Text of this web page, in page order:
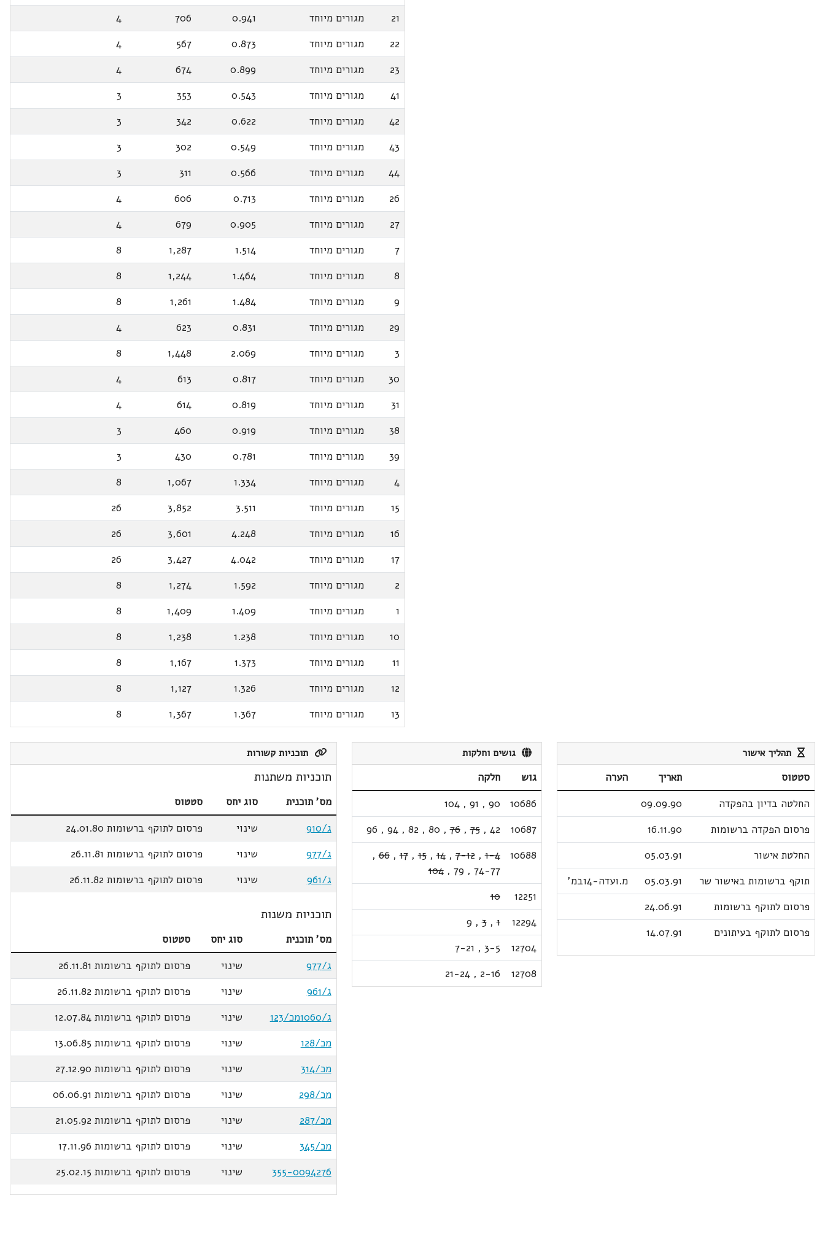
21
מגורים מיוחד 0.941
706
4
22
מגורים מיוחד 0.873
567
4
23
מגורים מיוחד 0.899
674
4
41
מגורים מיוחד 0.543
353
3
42
מגורים מיוחד 0.622
342
3
43
מגורים מיוחד 0.549
302
3
44
מגורים מיוחד 0.566
311
3
26
מגורים מיוחד 0.713
606
4
27
מגורים מיוחד 0.905
679
4
7
מגורים מיוחד 1.514
1,287
8
8
מגורים מיוחד 1.464
1,244
8
9
מגורים מיוחד 1.484
1,261
8
29
מגורים מיוחד 0.831
623
4
3
מגורים מיוחד 2.069
1,448
8
30
מגורים מיוחד 0.817
613
4
31
מגורים מיוחד 0.819
614
4
38
מגורים מיוחד 0.919
460
3
39
מגורים מיוחד 0.781
430
3
4
מגורים מיוחד 1.334
1,067
8
15
מגורים מיוחד 3.511
3,852
26
16
מגורים מיוחד 4.248
3,601
26
17
מגורים מיוחד 4.042
3,427
26
2
מגורים מיוחד 1.592
1,274
8
1
מגורים מיוחד 1.409
1,409
8
10
מגורים מיוחד 1.238
1,238
8
11
מגורים מיוחד 1.373
1,167
8
12
מגורים מיוחד 1.326
1,127
8
13
מגורים מיוחד 1.367
1,367
8
תהליך אישור
סטטוס תאריך
הערה
החלטה בדיון בהפקדה
09.09.90
פרסום הפקדה ברשומות
16.11.90
החלטת אישור
05.03.91
תוקף ברשומות באישור שר
05.03.91
מ.ועדה-14במ'
פרסום לתוקף ברשומות
24.06.91
פרסום לתוקף בעיתונים
14.07.91
גושים וחלקות
גוש
חלקה
10686
90
,
91
,
104
10687
42
,
75
,
76
,
80
,
82
,
94
,
96
10688
1-4
,
7-12
,
14
,
15
,
17
,
66
,
74-77
,
79
,
104
12251
10
12294
1
,
3
,
9
12704
3-5
,
7-21
12708
2-16
,
21-24
תוכניות קשורות
תוכניות משתנות
מס' תוכנית סוג יחס
סטטוס
ג/910
שינוי
פרסום לתוקף ברשומות 24.01.80
ג/977
שינוי
פרסום לתוקף ברשומות 26.11.81
ג/961
שינוי פרסום לתוקף ברשומות 26.11.82
תוכניות משנות
מס' תוכנית סוג יחס
סטטוס
ג/977
שינוי
פרסום לתוקף ברשומות 26.11.81
ג/961
שינוי
פרסום לתוקף ברשומות 26.11.82
ג/1060מכ/123
שינוי
פרסום לתוקף ברשומות 12.07.84
מכ/128
שינוי
פרסום לתוקף ברשומות 13.06.85
מכ/314
שינוי
פרסום לתוקף ברשומות 27.12.90
מכ/298
שינוי
פרסום לתוקף ברשומות 06.06.91
מכ/287
שינוי
פרסום לתוקף ברשומות 21.05.92
מכ/345
שינוי
פרסום לתוקף ברשומות 17.11.96
355-0094276
שינוי פרסום לתוקף ברשומות 25.02.15